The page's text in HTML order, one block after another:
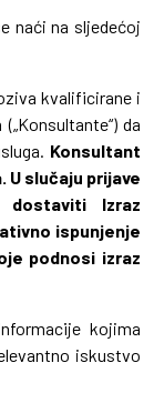
naći na sljedećoj
kvalificirane i
da
Konsultant
U slučaju prijave
dostaviti Izraz
ispunjenje
podnosi izraz
kojima
iskustvo